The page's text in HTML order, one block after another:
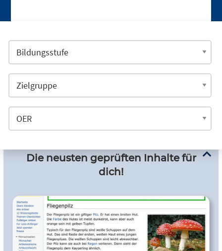
Die neusten geprüften Inhalte für
dich!